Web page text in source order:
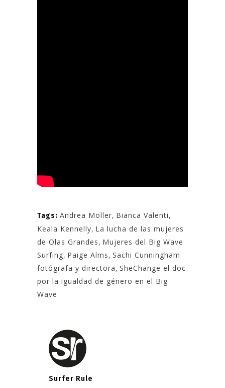
Tags: Andrea Möller, Bianca Valenti,
Keala Kennelly, La lucha de las mujeres
de Olas Grandes, Mujeres del Big Wave
Surfing, Paige Alms, Sachi Cunningham
fotógrafa y directora, SheChange el doc
por la igualdad de género en el Big
Wave
Surfer Rule